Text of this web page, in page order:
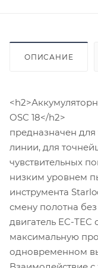
ОПИСАНИЕ
OSC 18</h2>
предназначен
линии, для
чувствительных
низким уровнем
инструмента
смену полотна
двигатель EC-
максимальную
одновременном